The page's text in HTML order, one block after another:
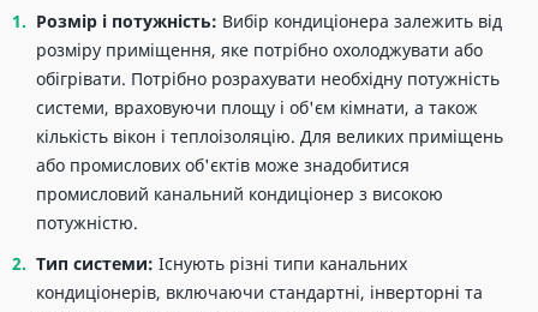
Розмір і потужність: Вибір кондиціонера залежить від
розміру приміщення, яке потрібно охолоджувати або
обігрівати. Потрібно розрахувати необхідну потужність
системи, враховуючи площу і об'єм кімнати, а також
кількість вікон і теплоізоляцію. Для великих приміщень
або промислових об'єктів може знадобитися
промисловий канальний кондиціонер з високою
потужністю.
Тип системи: Існують різні типи канальних
кондиціонерів, включаючи стандартні, інверторні та